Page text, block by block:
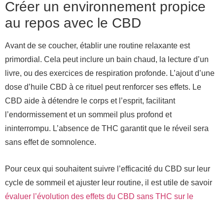
Créer un environnement propice
au repos avec le CBD
Avant de se coucher, établir une routine relaxante est
primordial. Cela peut inclure un bain chaud, la lecture d’un
livre, ou des exercices de respiration profonde. L’ajout d’une
dose d’huile CBD à ce rituel peut renforcer ses effets. Le
CBD aide à détendre le corps et l’esprit, facilitant
l’endormissement et un sommeil plus profond et
ininterrompu. L’absence de THC garantit que le réveil sera
sans effet de somnolence.
Pour ceux qui souhaitent suivre l’efficacité du CBD sur leur
cycle de sommeil et ajuster leur routine, il est utile de savoir
évaluer l’évolution des effets du CBD sans THC sur le